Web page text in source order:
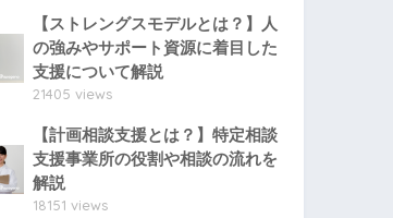
【ストレングスモデルとは？】人
の強みやサポート資源に着目した
支援について解説
21405 views
【計画相談支援とは？】特定相談
支援事業所の役割や相談の流れを
解説
18151 views